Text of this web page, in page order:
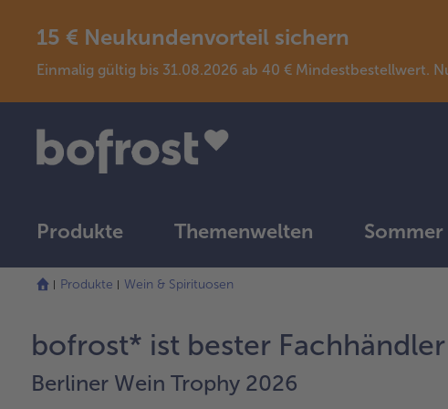
15 € Neukundenvorteil sichern
Einmalig gültig bis 31.08.2026 ab 40 € Mindestbestellwert.
Produkte Themenwelten
Produkte Wein & Spirituosen
bofrost* ist bester
Berliner Wein Trophy 2026